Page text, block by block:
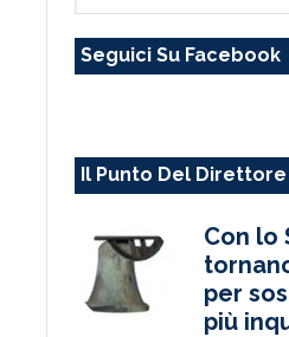
sito
Seguici Su Facebook
Il Punto Del Direttore
Con lo
per
più